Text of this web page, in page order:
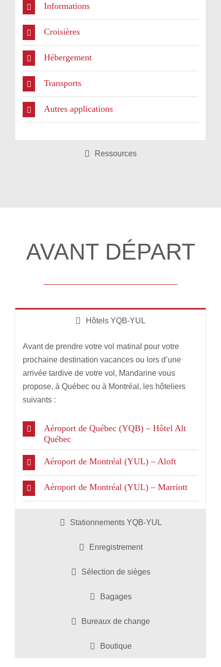
Informations
Croisières
Hébergement
Transports
Autres applications
Ressources
AVANT DÉPART
Hôtels YQB-YUL
Avant de prendre votre vol matinal pour votre
prochaine destination vacances ou lors d’une
arrivée tardive de votre vol, Mandarine vous
propose, à Québec ou à Montréal, les hôteliers
suivants :
Aéroport de Québec (YQB) – Hôtel Alt
Québec
Aéroport de Montréal (YUL) – Aloft
Aéroport de Montréal (YUL) – Marriott
Stationnements YQB-YUL
Enregistrement
Sélection de sièges
Bagages
Bureaux de change
Boutique